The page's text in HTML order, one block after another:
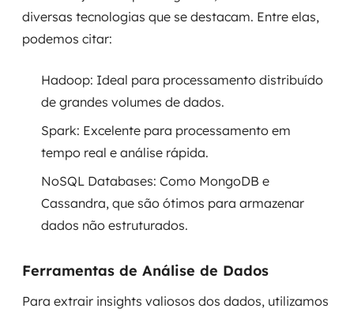
diversas tecnologias que se destacam. Entre elas,
podemos citar:
Hadoop: Ideal para processamento distribuído
de grandes volumes de dados.
Spark: Excelente para processamento em
tempo real e análise rápida.
NoSQL Databases: Como MongoDB e
Cassandra, que são ótimos para armazenar
dados não estruturados.
Ferramentas de Análise de Dados
Para extrair insights valiosos dos dados, utilizamos